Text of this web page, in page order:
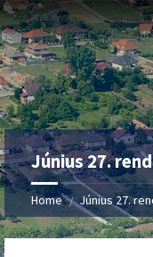
Június 27.
Home Június 27.